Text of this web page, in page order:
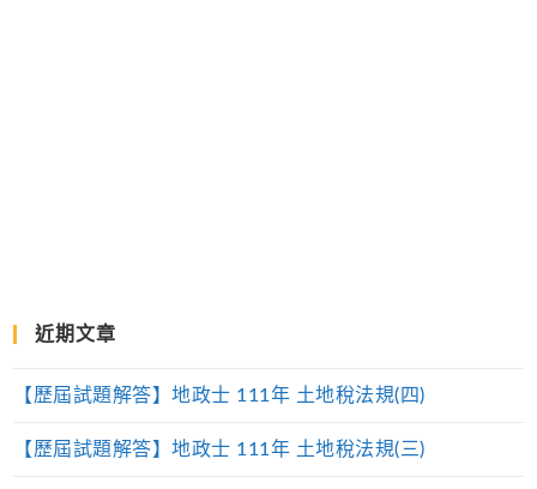
近期文章
【歷屆試題解答】地政士 111年 土地稅法規(四)
【歷屆試題解答】地政士 111年 土地稅法規(三)